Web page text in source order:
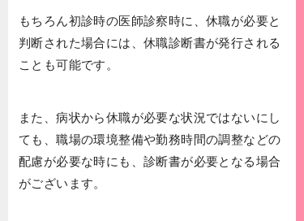
もちろん初診時の医師診察時に、休職が必要と
判断された場合には、休職診断書が発行される
ことも可能です。
また、病状から休職が必要な状況ではないにし
ても、職場の環境整備や勤務時間の調整などの
配慮が必要な時にも、診断書が必要となる場合
がございます。